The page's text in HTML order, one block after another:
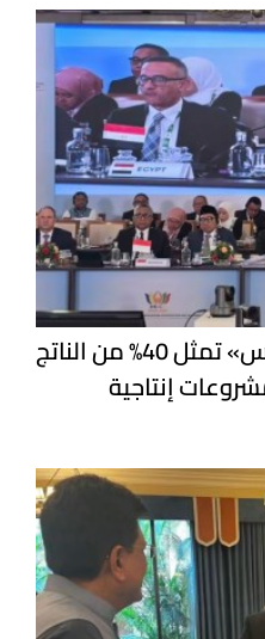
وزير الصناعة: دول «بريكس» تمثل 40% من الناتج
إنتاجية